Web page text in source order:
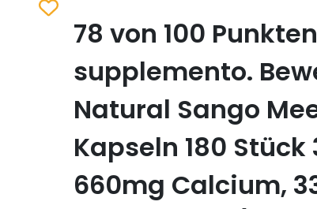
Zum Merkzettel hinzufügen
78 von 100
supplemento.
Natural Sango
Kapseln 180
660mg Calcium,